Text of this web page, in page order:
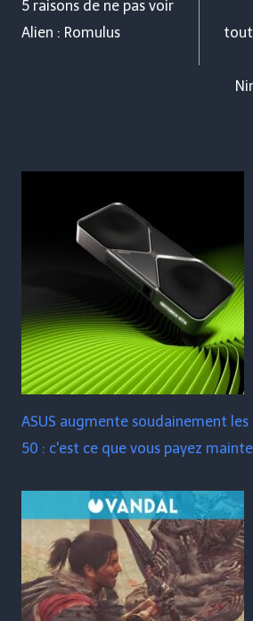
de
l’article
5 raisons de ne pas voir
Alien : Romulus
ASUS augmente soudainement les
50 : c'est ce que vous payez